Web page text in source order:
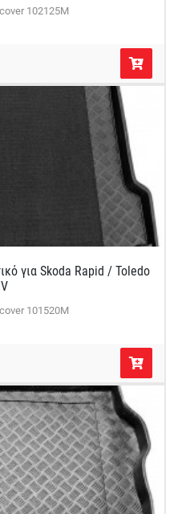
102125M
για Skoda Rapid / Toledo
101520M